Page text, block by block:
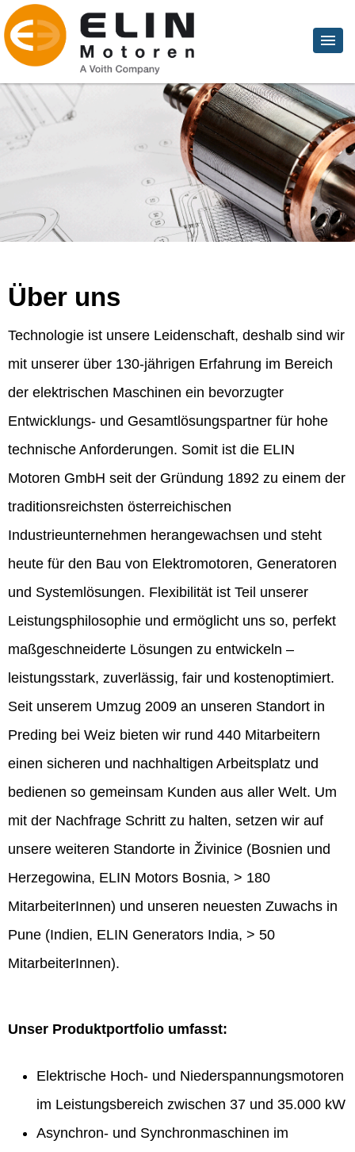
Über uns
Technologie ist unsere Leidenschaft, deshalb sind wir
mit unserer über 130-jährigen Erfahrung im Bereich
der elektrischen Maschinen ein bevorzugter
Entwicklungs- und Gesamtlösungspartner für hohe
technische Anforderungen. Somit ist die ELIN
Motoren GmbH seit der Gründung 1892 zu einem der
traditionsreichsten österreichischen
Industrieunternehmen herangewachsen und steht
heute für den Bau von Elektromotoren, Generatoren
und Systemlösungen. Flexibilität ist Teil unserer
Leistungsphilosophie und ermöglicht uns so, perfekt
maßgeschneiderte Lösungen zu entwickeln –
leistungsstark, zuverlässig, fair und kostenoptimiert.
Seit unserem Umzug 2009 an unseren Standort in
Preding bei Weiz bieten wir rund 440 Mitarbeitern
einen sicheren und nachhaltigen Arbeitsplatz und
bedienen so gemeinsam Kunden aus aller Welt. Um
mit der Nachfrage Schritt zu halten, setzen wir auf
unsere weiteren Standorte in Živinice (Bosnien und
Herzegowina, ELIN Motors Bosnia, > 180
MitarbeiterInnen) und unseren neuesten Zuwachs in
Pune (Indien, ELIN Generators India, > 50
MitarbeiterInnen).
Unser Produktportfolio umfasst:
Elektrische Hoch- und Niederspannungsmotoren
im Leistungsbereich zwischen 37 und 35.000 kW
Asynchron- und Synchronmaschinen im